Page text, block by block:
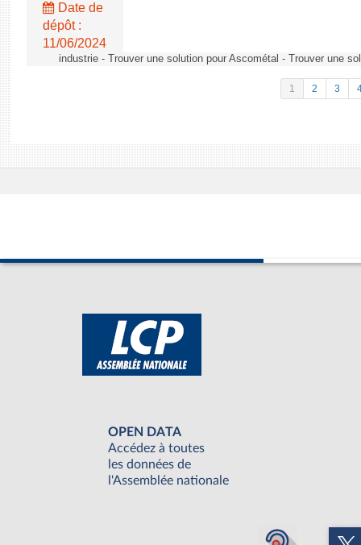
Date de
dépôt :
11/06/2024
industrie - Trouver une solution pour Ascométal - Trouver une
1 2 3
OPEN DATA
Accédez à toutes
les données de
l'Assemblée nationale